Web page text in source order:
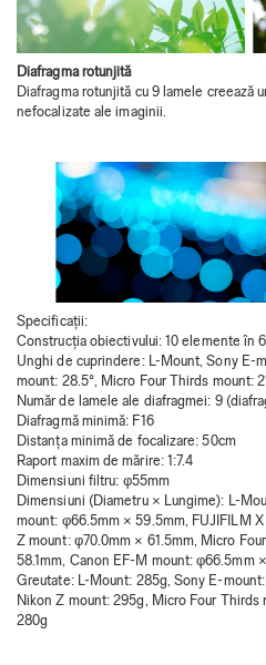
Diafragma rotunjită
Diafragma rotunjită cu 9 lamele creează
nefocalizate ale imaginii.
Specificații:
Construcția obiectivului: 10 elemente în
Unghi de cuprindere: L-Mount, Sony E-
mount: 28.5°, Micro Four Thirds mount:
Număr de lamele ale diafragmei: 9
Diafragmă minimă: F16
Distanța minimă de focalizare: 50cm
Raport maxim de mărire: 1:7.4
Dimensiuni filtru: φ55mm
Dimensiuni (Diametru × Lungime): L-
mount: φ66.5mm × 59.5mm, FUJIFILM
Z mount: φ70.0mm × 61.5mm, Micro
58.1mm, Canon EF-M mount: φ66.5mm
Greutate: L-Mount: 285g, Sony E-
Nikon Z mount: 295g, Micro Four
280g